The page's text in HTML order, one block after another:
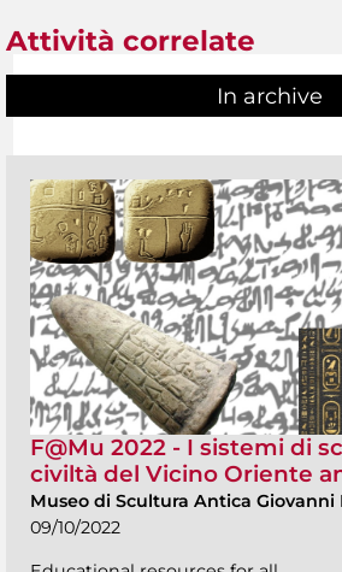
Attività correlate
In archive
F@Mu 2022 - I sistemi di
civiltà del Vicino Oriente
Museo di Scultura Antica Giovanni
09/10/2022